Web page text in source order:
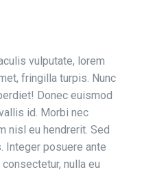
vulputate, lorem
fringilla turpis. Nunc
Donec euismod
id. Morbi nec
nisl eu hendrerit. Sed
Integer posuere ante
nulla eu